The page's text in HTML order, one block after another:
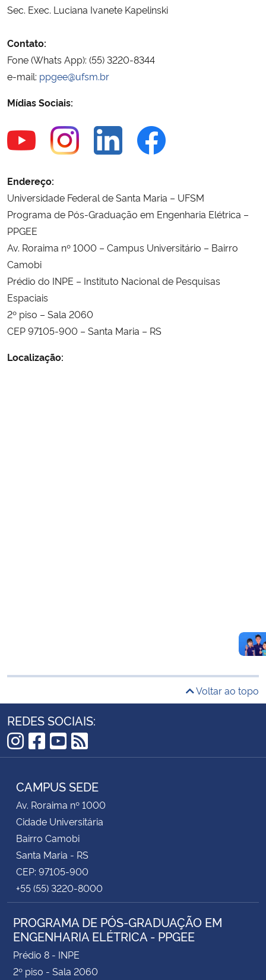
Ministério do Desenvolvimento Regional
Controladoria-Geral da União
Ministério da Mulher, da Família e dos Direitos Humanos
Secretaria-Geral
Secretaria de Governo
Advocacia-Geral da União
Banco Central do Brasil
Planalto
Sec. Exec. Luciana Ivanete Kapelinski
Contato:
Fone (Whats App): (55) 3220-8344
e-mail: ppgee@ufsm.br
Mídias Sociais:
Endereço:
Universidade Federal de Santa Maria – UFSM
Programa de Pós-Graduação em Engenharia Elétrica –
PPGEE
Av. Roraima nº 1000 – Campus Universitário – Bairro
Camobi
Prédio do INPE – Instituto Nacional de Pesquisas
Espaciais
2º piso – Sala 2060
CEP 97105-900 – Santa Maria – RS
Localização:
Voltar ao topo
REDES SOCIAIS:
Instagram
Facebook
YouTube
RSS
CAMPUS SEDE
Av. Roraima nº 1000
Cidade Universitária
Bairro Camobi
Santa Maria - RS
CEP: 97105-900
+55 (55) 3220-8000
PROGRAMA DE PÓS-GRADUAÇÃO EM
ENGENHARIA ELÉTRICA - PPGEE
Prédio 8 - INPE
2º piso - Sala 2060